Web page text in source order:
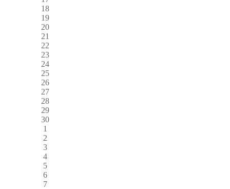
18
19
20
21
22
23
24
25
26
27
28
29
30
1
2
3
4
5
6
7